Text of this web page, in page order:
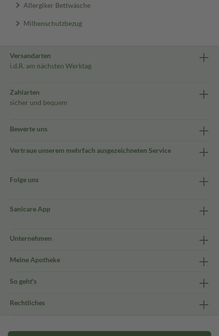
Allergiker Bettwäsche
Milbenschutzbezug
Versandarten
i.d.R. am nächsten Werktag
Zahlarten
sicher und bequem
Bewerte uns
Vertraue unserem mehrfach ausgezeichneten Service
Folge uns
Sanicare App
Unternehmen
Meine Apotheke
So geht's
Rechtliches